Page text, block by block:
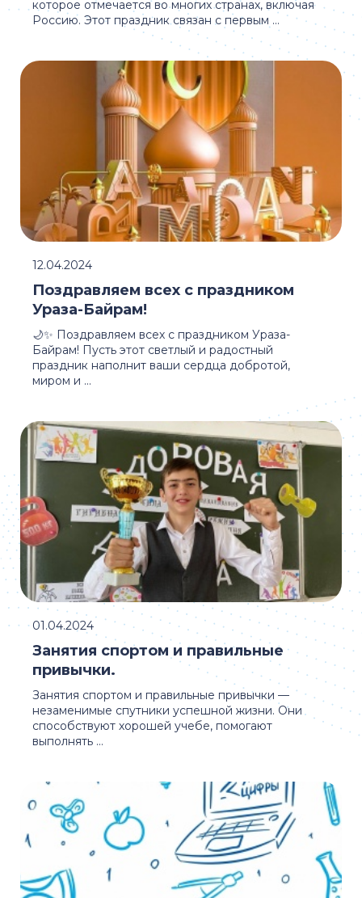
которое отмечается во многих странах, включая
Россию. Этот праздник связан с первым ...
🌙✨ Поздравляем всех с праздником Ураза-
Байрам! Пусть этот светлый и радостный
праздник наполнит ваши сердца добротой,
миром и ...
Поздравляем всех с праздником
Ураза-Байрам!
12.04.2024
Занятия спортом и правильные привычки —
незаменимые спутники успешной жизни. Они
способствуют хорошей учебе, помогают
выполнять ...
Занятия спортом и правильные
привычки.
01.04.2024